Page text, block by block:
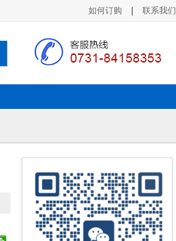
如何订购 联系我们